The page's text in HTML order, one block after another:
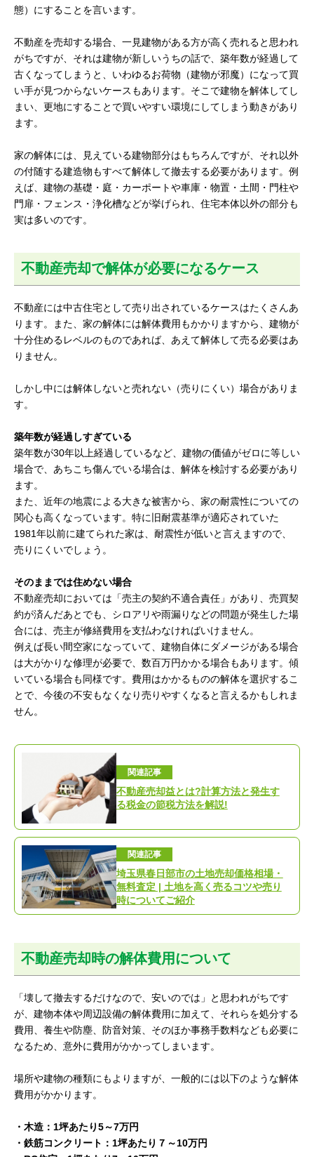
態）にすることを言います。
不動産を売却する場合、一見建物がある方が高く売れると思われ
がちですが、それは建物が新しいうちの話で、築年数が経過して
古くなってしまうと、いわゆるお荷物（建物が邪魔）になって買
い手が見つからないケースもあります。そこで建物を解体してし
まい、更地にすることで買いやすい環境にしてしまう動きがあり
ます。
家の解体には、見えている建物部分はもちろんですが、それ以外
の付随する建造物もすべて解体して撤去する必要があります。例
えば、建物の基礎・庭・カーポートや車庫・物置・土間・門柱や
門扉・フェンス・浄化槽などが挙げられ、住宅本体以外の部分も
実は多いのです。
不動産売却で解体が必要になるケース
不動産には中古住宅として売り出されているケースはたくさんあ
ります。また、家の解体には解体費用もかかりますから、建物が
十分住めるレベルのものであれば、あえて解体して売る必要はあ
りません。
しかし中には解体しないと売れない（売りにくい）場合がありま
す。
築年数が経過しすぎている
築年数が30年以上経過しているなど、建物の価値がゼロに等しい
場合で、あちこち傷んでいる場合は、解体を検討する必要があり
ます。
また、近年の地震による大きな被害から、家の耐震性についての
関心も高くなっています。特に旧耐震基準が適応されていた
1981年以前に建てられた家は、耐震性が低いと言えますので、
売りにくいでしょう。
そのままでは住めない場合
不動産売却においては「売主の契約不適合責任」があり、売買契
約が済んだあとでも、シロアリや雨漏りなどの問題が発生した場
合には、売主が修繕費用を支払わなければいけません。
例えば長い間空家になっていて、建物自体にダメージがある場合
は大がかりな修理が必要で、数百万円かかる場合もあります。傾
いている場合も同様です。費用はかかるものの解体を選択するこ
とで、今後の不安もなくなり売りやすくなると言えるかもしれま
せん。
関連記事
不動産売却益とは?計算方法と発生す
る税金の節税方法を解説!
関連記事
埼玉県春日部市の土地売却価格相場・
無料査定 | 土地を高く売るコツや売り
時についてご紹介
不動産売却時の解体費用について
「壊して撤去するだけなので、安いのでは」と思われがちです
が、建物本体や周辺設備の解体費用に加えて、それらを処分する
費用、養生や防塵、防音対策、そのほか事務手数料なども必要に
なるため、意外に費用がかかってしまいます。
場所や建物の種類にもよりますが、一般的には以下のような解体
費用がかかります。
・木造：1坪あたり5～7万円
・鉄筋コンクリート：1坪あたり７～10万円